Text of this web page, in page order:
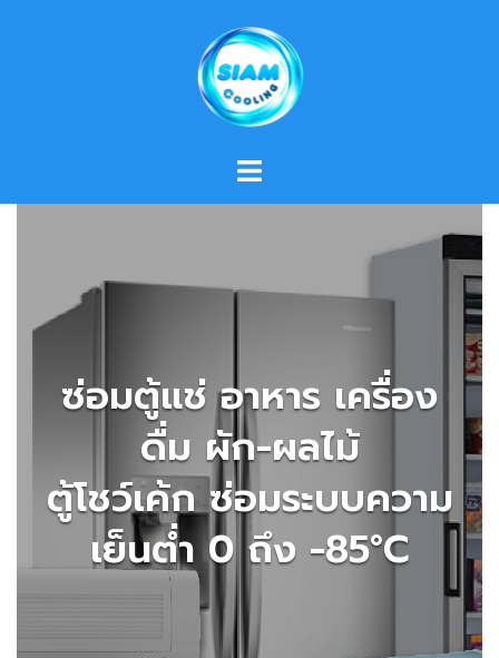
ซ่อมตู้แช่ อาหาร เครื่อง
ดื่ม ผัก-ผลไม้
ตู้โชว์เค้ก ซ่อมระบบความ
เย็นต่ำ 0 ถึง -85°C